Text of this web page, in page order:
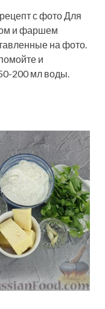
с фото Для
и фаршем
на фото.
и
200 мл воды.